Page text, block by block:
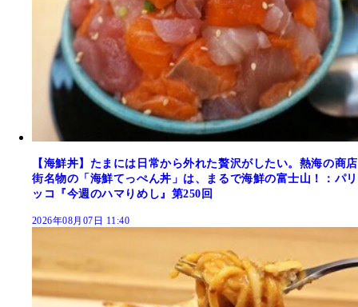
【海鮮丼】たまには日常から外れた贅沢がしたい。熱海の商店
街名物の「海鮮てっぺん丼」は、まるで海鮮の富士山！：パリ
ッコ『今週のハマりめし』第250回
2026年08月07日 11:40